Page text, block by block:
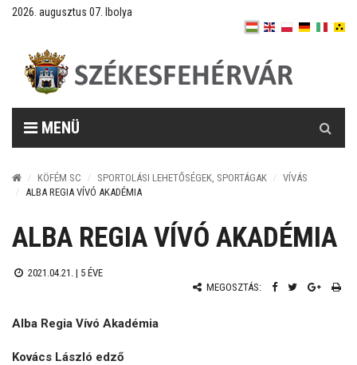
2026. augusztus 07. Ibolya
MENÜ
KÖFÉM SC SPORTOLÁSI LEHETŐSÉGEK, SPORTÁGAK
VÍVÁS
ALBA REGIA VÍVÓ AKADÉMIA
ALBA REGIA VÍVÓ AKADÉMIA
2021.04.21. | 5 ÉVE
MEGOSZTÁS:
Alba Regia Vívó Akadémia
Kovács László edző